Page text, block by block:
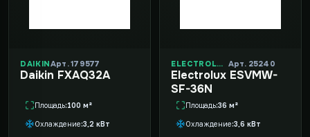
DAIKINАрт. 179577
Daikin FXAQ32A
Площадь 100 м²
Охлаждение 3,2 кВт
ELECTROLUX Арт. 25240
Electrolux ESVMW-
SF-36N
Площадь 36 м²
Охлаждение 3,6 кВт